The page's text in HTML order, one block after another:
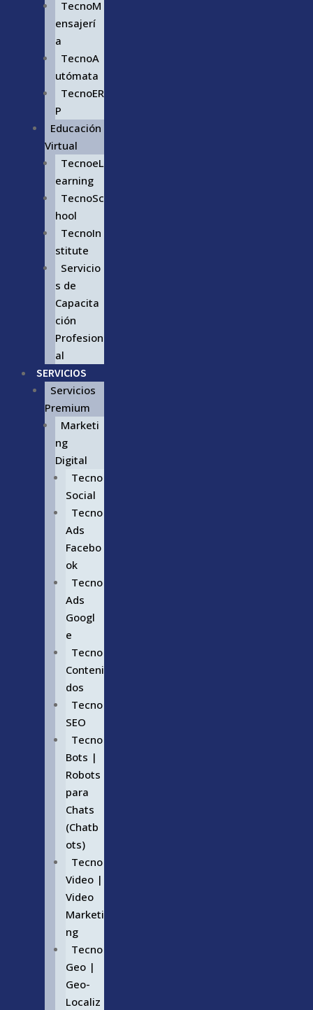
TecnoM
ensajerí
a
TecnoA
utómata
TecnoER
P
Educación
Virtual
TecnoeL
earning
TecnoSc
hool
TecnoIn
stitute
Servicio
s de
Capacita
ción
Profesion
al
SERVICIOS
Servicios
Premium
Marketi
ng
Digital
Tecno
Social
Tecno
Ads
Facebo
ok
Tecno
Ads
Googl
e
Tecno
Conteni
dos
Tecno
SEO
Tecno
Bots |
Robots
para
Chats
(Chatb
ots)
Tecno
Video |
Video
Marketi
ng
Tecno
Geo |
Geo-
Localiz